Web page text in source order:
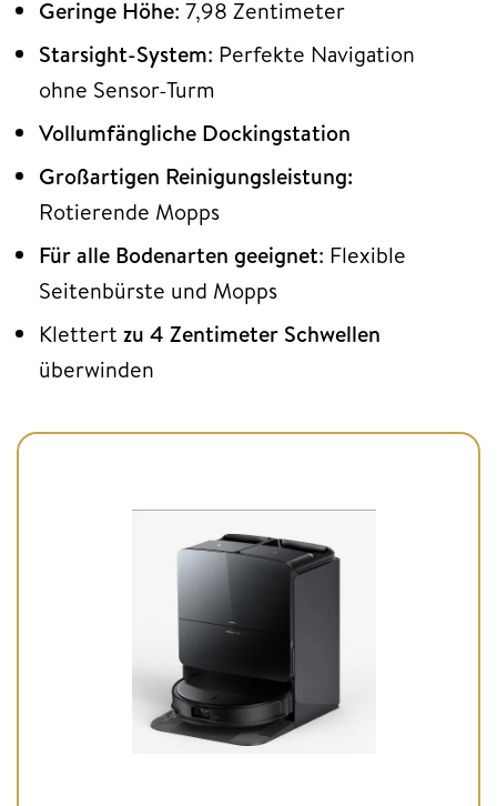
Geringe Höhe: 7,98 Zentimeter
Starsight-System: Perfekte Navigation
ohne Sensor-Turm
Vollumfängliche Dockingstation
Großartigen Reinigungsleistung:
Rotierende Mopps
Für alle Bodenarten geeignet: Flexible
Seitenbürste und Mopps
Klettert zu 4 Zentimeter Schwellen
überwinden